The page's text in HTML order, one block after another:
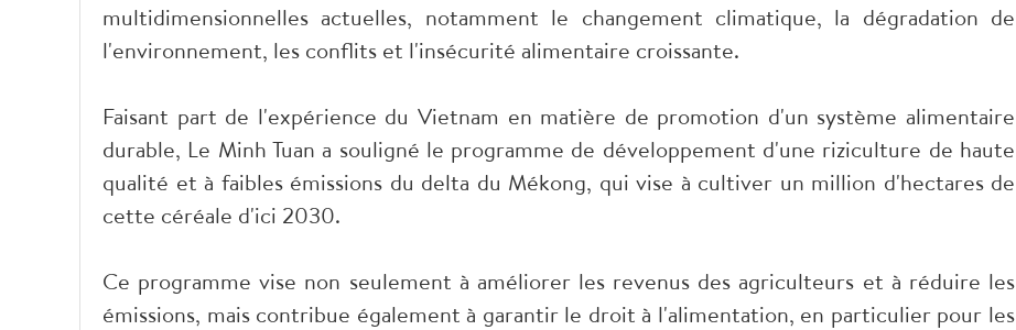
multidimensionnelles actuelles, notamment le changement climatique, la dégradation de
l'environnement, les conflits et l'insécurité alimentaire croissante.
Faisant part de l'expérience du Vietnam en matière de promotion d'un système alimentaire
durable, Le Minh Tuan a souligné le programme de développement d'une riziculture de haute
qualité et à faibles émissions du delta du Mékong, qui vise à cultiver un million d'hectares de
cette céréale d'ici 2030.
Ce programme vise non seulement à améliorer les revenus des agriculteurs et à réduire les
émissions, mais contribue également à garantir le droit à l'alimentation, en particulier pour les